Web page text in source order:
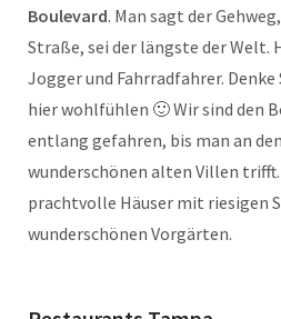
Boulevard. Man sagt der
Straße, sei der längste der Welt.
Jogger und Fahrradfahrer. Denke
hier wohlfühlen 🙂 Wir sind den
entlang gefahren, bis man an
wunderschönen alten Villen
prachtvolle Häuser mit riesigen
wunderschönen Vorgärten.